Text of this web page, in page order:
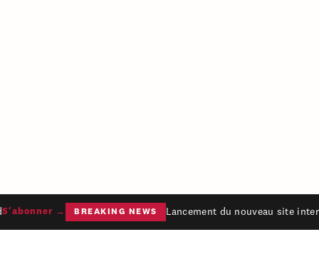
→ BREAKING NEWS Lancement du nouveau site